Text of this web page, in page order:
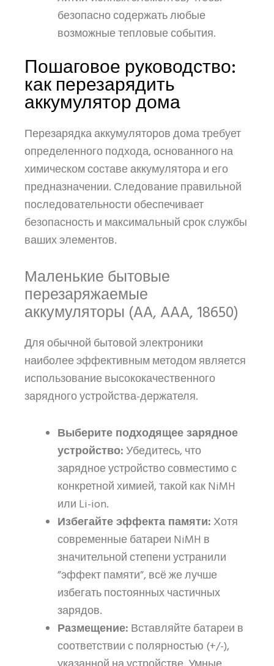
безопасно содержать любые
возможные тепловые события.
Пошаговое руководство:
как перезарядить
аккумулятор дома
Перезарядка аккумуляторов дома требует
определенного подхода, основанного на
химическом составе аккумулятора и его
предназначении. Следование правильной
последовательности обеспечивает
безопасность и максимальный срок службы
ваших элементов.
Маленькие бытовые
перезаряжаемые
аккумуляторы (AA, AAA, 18650)
Для обычной бытовой электроники
наиболее эффективным методом является
использование высококачественного
зарядного устройства-держателя.
Выберите подходящее зарядное
устройство:Убедитесь, что
зарядное устройство совместимо с
конкретной химией, такой как NiMH
или Li-ion.
Избегайте эффекта памяти:Хотя
современные батареи NiMH в
значительной степени устранили
”эффект памяти”, всё же лучше
избегать постоянных частичных
зарядов.
Размещение: Вставляйте батареи в
соответствии с полярностью (+/-),